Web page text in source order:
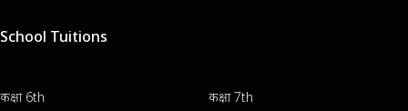
School Tuitions
कक्षा 6th कक्षा 7th